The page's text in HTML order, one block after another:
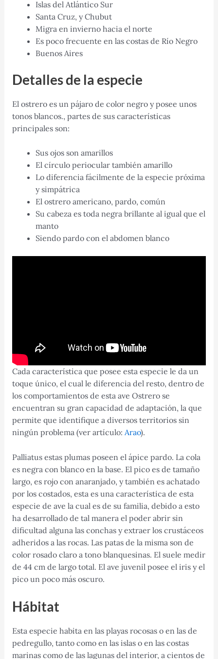
Islas del Atlántico Sur
Santa Cruz, y Chubut
Migra en invierno hacia el norte
Es poco frecuente en las costas de Río Negro
Buenos Aires
Detalles de la especie
El ostrero es un pájaro de color negro y posee unos
tonos blancos., partes de sus características
principales son:
Sus ojos son amarillos
El círculo periocular también amarillo
Lo diferencia fácilmente de la especie próxima
y simpátrica
El ostrero americano, pardo, común
Su cabeza es toda negra brillante al igual que el
manto
Siendo pardo con el abdomen blanco
Cada característica que posee esta especie le da un
toque único, el cual le diferencia del resto, dentro de
los comportamientos de esta ave Ostrero se
encuentran su gran capacidad de adaptación, la que
permite que identifique a diversos territorios sin
ningún problema (ver artículo: Arao).
Palliatus estas plumas poseen el ápice pardo. La cola
es negra con blanco en la base. El pico es de tamaño
largo, es rojo con anaranjado, y también es achatado
por los costados, esta es una característica de esta
especie de ave la cual es de su familia, debido a esto
ha desarrollado de tal manera el poder abrir sin
dificultad alguna las conchas y extraer los crustáceos
adheridos a las rocas. Las patas de la misma son de
color rosado claro a tono blanquesinas. El suele medir
de 44 cm de largo total. El ave juvenil posee el iris y el
pico un poco más oscuro.
Hábitat
Esta especie habita en las playas rocosas o en las de
pedregullo, tanto como en las islas o en las costas
marinas como de las lagunas del interior, a cientos de